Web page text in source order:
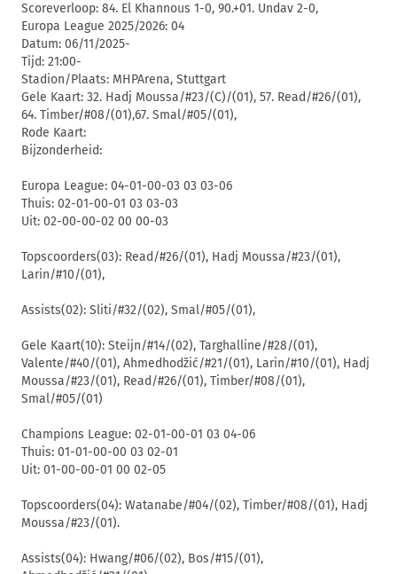
Scoreverloop: 84. El Khannous 1-0, 90.+01. Undav 2-0,
Europa League 2025/2026: 04
Datum: 06/11/2025-
Tijd: 21:00-
Stadion/Plaats: MHPArena, Stuttgart
Gele Kaart: 32. Hadj Moussa/#23/(C)/(01), 57. Read/#26/(01),
64. Timber/#08/(01),67. Smal/#05/(01),
Rode Kaart:
Bijzonderheid:
Europa League: 04-01-00-03 03 03-06
Thuis: 02-01-00-01 03 03-03
Uit: 02-00-00-02 00 00-03
Topscoorders(03): Read/#26/(01), Hadj Moussa/#23/(01),
Larin/#10/(01),
Assists(02): Sliti/#32/(02), Smal/#05/(01),
Gele Kaart(10): Steijn/#14/(02), Targhalline/#28/(01),
Valente/#40/(01), Ahmedhodžić/#21/(01), Larin/#10/(01), Hadj
Moussa/#23/(01), Read/#26/(01), Timber/#08/(01),
Smal/#05/(01)
Champions League: 02-01-00-01 03 04-06
Thuis: 01-01-00-00 03 02-01
Uit: 01-00-00-01 00 02-05
Topscoorders(04): Watanabe/#04/(02), Timber/#08/(01), Hadj
Moussa/#23/(01).
Assists(04): Hwang/#06/(02), Bos/#15/(01),